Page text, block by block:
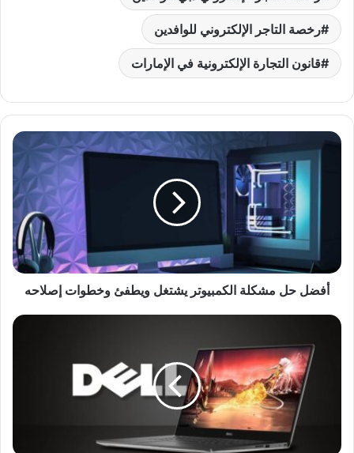
رخصة التاجر الإلكتروني للوافدين
قانون التجارة الإلكترونية في الإمارات
أفضل حل مشكلة الكمبيوتر يشتغل ويطفئ وخطوات إصلاحه